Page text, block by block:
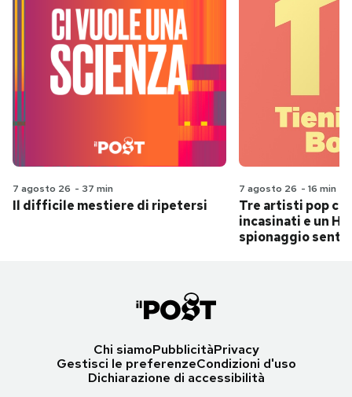
7 agosto 26 - 37 min
Il difficile mestiere di ripetersi
7 agosto 26 - 16 min
Tre artisti pop
incasinati e un
spionaggio
Chi siamoPubblicitàPrivacy
Gestisci le preferenzeCondizioni d'uso
Dichiarazione di accessibilità